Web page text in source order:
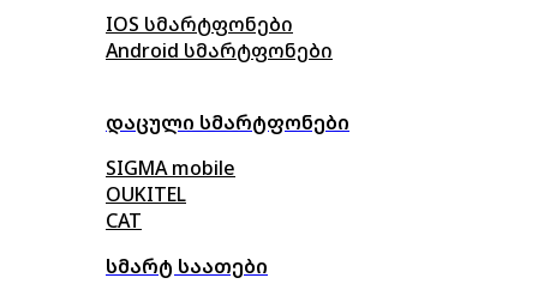
IOS სმარტფონები
Android სმარტფონები
დაცული სმარტფონები
SIGMA mobile
OUKITEL
CAT
სმარტ საათები